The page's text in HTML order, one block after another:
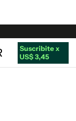
Suscribite x
US$ 3,45